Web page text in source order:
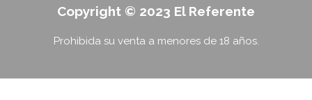
Copyright © 2023 El Referente
Prohibida su venta a menores de 18 años.